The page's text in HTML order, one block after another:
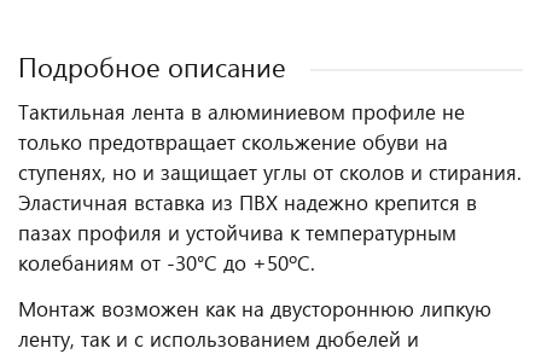
Подробное описание
Тактильная лента в алюминиевом профиле не
только предотвращает скольжение обуви на
ступенях, но и защищает углы от сколов и стирания.
Эластичная вставка из ПВХ надежно крепится в
пазах профиля и устойчива к температурным
колебаниям от -30°С до +50ºС.
Монтаж возможен как на двустороннюю липкую
ленту, так и с использованием дюбелей и